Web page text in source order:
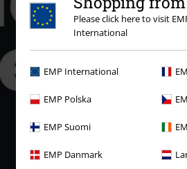
Please click here to visit
International
EMP International
EMP Polska
EMP Suomi
EMP Danmark